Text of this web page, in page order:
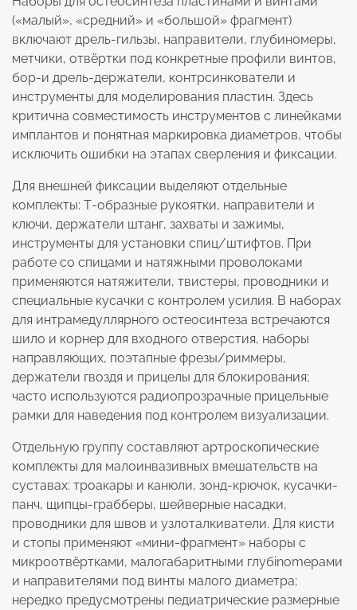
(«малый», «средний» и «большой» фрагмент)
включают дрель-гильзы, направители, глубиномеры,
метчики, отвёртки под конкретные профили винтов,
бор-и дрель-держатели, контрсинкователи и
инструменты для моделирования пластин. Здесь
критична совместимость инструментов с линейками
имплантов и понятная маркировка диаметров, чтобы
исключить ошибки на этапах сверления и фиксации.
Для внешней фиксации выделяют отдельные
комплекты: Т-образные рукоятки, направители и
ключи, держатели штанг, захваты и зажимы,
инструменты для установки спиц/штифтов. При
работе со спицами и натяжными проволоками
применяются натяжители, твистеры, проводники и
специальные кусачки с контролем усилия. В наборах
для интрамедуллярного остеосинтеза встречаются
шило и корнер для входного отверстия, наборы
направляющих, поэтапные фрезы/риммеры,
держатели гвоздя и прицелы для блокирования;
часто используются радиопрозрачные прицельные
рамки для наведения под контролем визуализации.
Отдельную группу составляют артроскопические
комплекты для малоинвазивных вмешательств на
суставах: троакары и канюли, зонд-крючок, кусачки-
панч, щипцы-грабберы, шейверные насадки,
проводники для швов и узлоталкиватели. Для кисти
и стопы применяют «мини-фрагмент» наборы с
микроотвёртками, малогабаритными глубinomерами
и направителями под винты малого диаметра;
нередко предусмотрены педиатрические размерные